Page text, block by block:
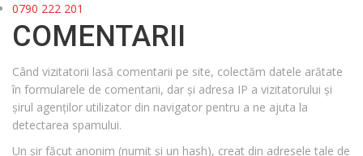
0790 222 201‬
COMENTARII
Când vizitatorii lasă comentarii pe site, colectăm datele arătate
în formularele de comentarii, dar și adresa IP a vizitatorului și
șirul agenților utilizator din navigator pentru a ne ajuta la
detectarea spamului.
Un șir făcut anonim (numit și un hash), creat din adresele tale de